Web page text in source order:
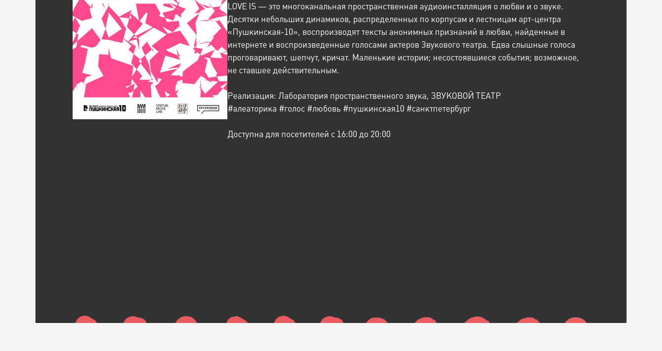
LOVE IS — это многоканальная пространственная аудиоинсталляция о любви и о звуке.
Десятки небольших динамиков, распределенных по корпусам и лестницам арт-центра
«Пушкинская-10», воспроизводят тексты анонимных признаний в любви, найденные в
интернете и воспроизведенные голосами актеров Звукового театра. Едва слышные голоса
проговаривают, шепчут, кричат. Маленькие истории; несостоявшиеся события; возможное,
не ставшее действительным.
Реализация: Лаборатория пространственного звука, ЗВУКОВОЙ ТЕАТР
#алеаторика #голос #любовь #пушкинская10 #санктпетербург
Доступна для посетителей с 16:00 до 20:00